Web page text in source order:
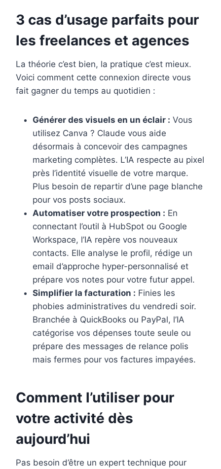
3 cas d’usage parfaits pour
les freelances et agences
La théorie c’est bien, la pratique c’est mieux.
Voici comment cette connexion directe vous
fait gagner du temps au quotidien :
Générer des visuels en un éclair : Vous
utilisez Canva ? Claude vous aide
désormais à concevoir des campagnes
marketing complètes. L’IA respecte au pixel
près l’identité visuelle de votre marque.
Plus besoin de repartir d’une page blanche
pour vos posts sociaux.
Automatiser votre prospection : En
connectant l’outil à HubSpot ou Google
Workspace, l’IA repère vos nouveaux
contacts. Elle analyse le profil, rédige un
email d’approche hyper-personnalisé et
prépare vos notes pour votre futur appel.
Simplifier la facturation : Finies les
phobies administratives du vendredi soir.
Branchée à QuickBooks ou PayPal, l’IA
catégorise vos dépenses toute seule ou
prépare des messages de relance polis
mais fermes pour vos factures impayées.
Comment l’utiliser pour
votre activité dès
aujourd’hui
Pas besoin d’être un expert technique pour